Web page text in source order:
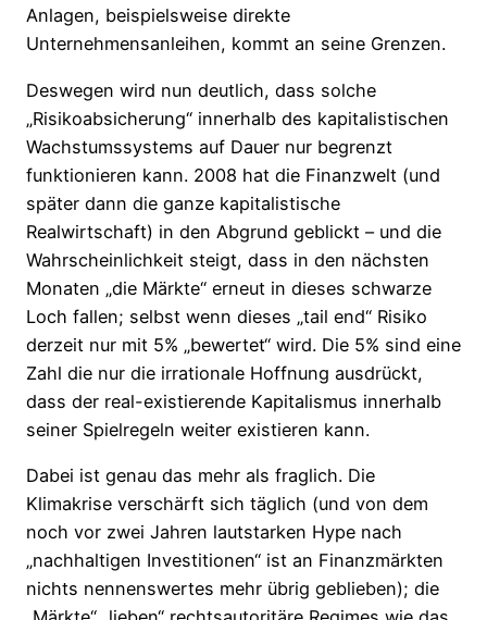
Anlagen, beispielsweise direkte
Unternehmensanleihen, kommt an seine Grenzen.
Deswegen wird nun deutlich, dass solche
„Risikoabsicherung“ innerhalb des kapitalistischen
Wachstumssystems auf Dauer nur begrenzt
funktionieren kann. 2008 hat die Finanzwelt (und
später dann die ganze kapitalistische
Realwirtschaft) in den Abgrund geblickt – und die
Wahrscheinlichkeit steigt, dass in den nächsten
Monaten „die Märkte“ erneut in dieses schwarze
Loch fallen; selbst wenn dieses „tail end“ Risiko
derzeit nur mit 5% „bewertet“ wird. Die 5% sind eine
Zahl die nur die irrationale Hoffnung ausdrückt,
dass der real-existierende Kapitalismus innerhalb
seiner Spielregeln weiter existieren kann.
Dabei ist genau das mehr als fraglich. Die
Klimakrise verschärft sich täglich (und von dem
noch vor zwei Jahren lautstarken Hype nach
„nachhaltigen Investitionen“ ist an Finanzmärkten
nichts nennenswertes mehr übrig geblieben); die